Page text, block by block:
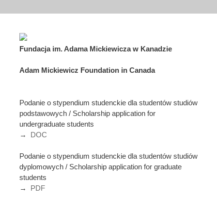
Fundacja im. Adama Mickiewicza w Kanadzie
Adam Mickiewicz Foundation in Canada
Podanie o stypendium studenckie dla studentów studiów
podstawowych / Scholarship application for
undergraduate students
→ DOC
Podanie o stypendium studenckie dla studentów studiów
dyplomowych / Scholarship application for graduate
students
→ PDF